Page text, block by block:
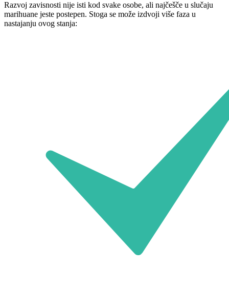
Razvoj zavisnosti nije isti kod svake osobe, ali najčešče u slučaju
marihuane jeste postepen. Stoga se može izdvoji više faza u
nastajanju ovog stanja: